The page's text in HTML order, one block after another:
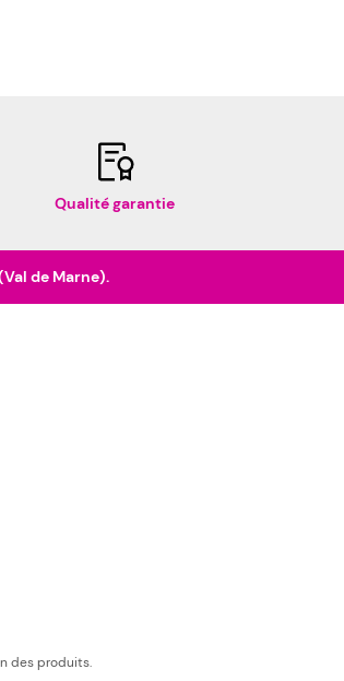
Qualité garantie
de Marne).
des produits.